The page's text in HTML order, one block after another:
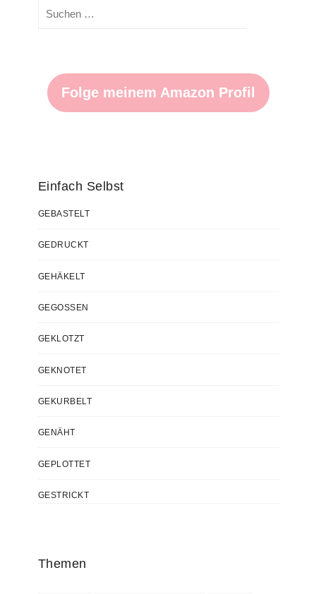
Suchen
Folge meinem Amazon Profil
Einfach Selbst
GEBASTELT
GEDRUCKT
GEHÄKELT
GEGOSSEN
GEKLOTZT
GEKNOTET
GEKURBELT
GENÄHT
GEPLOTTET
GESTRICKT
Themen